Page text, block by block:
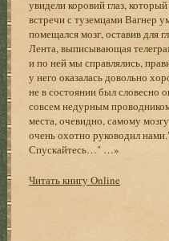
увидели коровий глаз,
встречи с туземцами Вагнер
помещался мозг, оставив для
Лента, выписывающая
и по ней мы справлялись,
у него оказалась довольно
не в состоянии был словесно
совсем недурным
места, очевидно, самому
очень охотно руководил
Спускайтесь…" …»
Читать книгу Online